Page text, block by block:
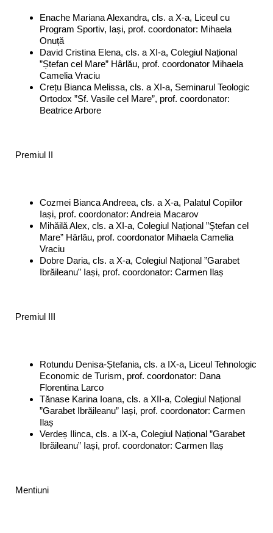
Enache Mariana Alexandra, cls. a X-a, Liceul cu
Program Sportiv, Iași, prof. coordonator: Mihaela
Onuță
David Cristina Elena, cls. a XI-a, Colegiul Național
”Ștefan cel Mare” Hârlău, prof. coordonator Mihaela
Camelia Vraciu
Crețu Bianca Melissa, cls. a XI-a, Seminarul Teologic
Ortodox ”Sf. Vasile cel Mare”, prof. coordonator:
Beatrice Arbore
Premiul II
Cozmei Bianca Andreea, cls. a X-a, Palatul Copiilor
Iași, prof. coordonator: Andreia Macarov
Mihăilă Alex, cls. a XI-a, Colegiul Național ”Ștefan cel
Mare” Hârlău, prof. coordonator Mihaela Camelia
Vraciu
Dobre Daria, cls. a X-a, Colegiul Național ”Garabet
Ibrăileanu” Iași, prof. coordonator: Carmen Ilaș
Premiul III
Rotundu Denisa-Ștefania, cls. a IX-a, Liceul Tehnologic
Economic de Turism, prof. coordonator: Dana
Florentina Larco
Tănase Karina Ioana, cls. a XII-a, Colegiul Național
”Garabet Ibrăileanu” Iași, prof. coordonator: Carmen
Ilaș
Verdeș Ilinca, cls. a IX-a, Colegiul Național ”Garabet
Ibrăileanu” Iași, prof. coordonator: Carmen Ilaș
Mentiuni